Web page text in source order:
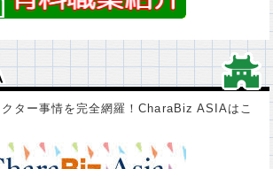
ター事情を完全網羅！CharaBiz ASIAはこ